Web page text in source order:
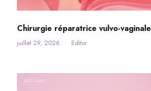
Chirurgie réparatrice vulvo-vaginale
juillet 29, 2026 • Editor